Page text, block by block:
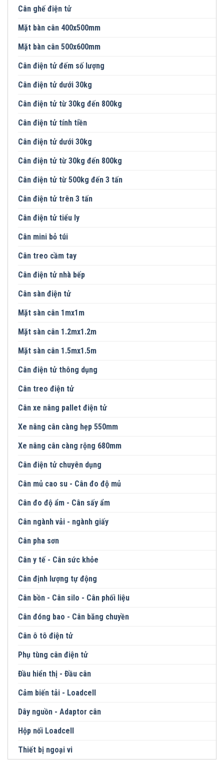
Cân ghế điện tử
Mặt bàn cân 400x500mm
Mặt bàn cân 500x600mm
Cân điện tử đếm số lượng
Cân điện tử dưới 30kg
Cân điện tử từ 30kg đến 800kg
Cân điện tử tính tiền
Cân điện tử dưới 30kg
Cân điện tử từ 30kg đến 800kg
Cân điện tử từ 500kg đến 3 tấn
Cân điện tử trên 3 tấn
Cân điện tử tiểu ly
Cân mini bỏ túi
Cân treo cầm tay
Cân điện tử nhà bếp
Cân sàn điện tử
Mặt sàn cân 1mx1m
Mặt sàn cân 1.2mx1.2m
Mặt sàn cân 1.5mx1.5m
Cân điện tử thông dụng
Cân treo điện tử
Cân xe nâng pallet điện tử
Xe nâng cân càng hẹp 550mm
Xe nâng cân càng rộng 680mm
Cân điện tử chuyên dụng
Cân mủ cao su - Cân đo độ mủ
Cân đo độ ẩm - Cân sấy ẩm
Cân ngành vải - ngành giấy
Cân pha sơn
Cân y tế - Cân sức khỏe
Cân định lượng tự động
Cân bồn - Cân silo - Cân phối liệu
Cân đóng bao - Cân băng chuyền
Cân ô tô điện tử
Phụ tùng cân điện tử
Đầu hiển thị - Đầu cân
Cảm biến tải - Loadcell
Dây nguồn - Adaptor cân
Hộp nối Loadcell
Thiết bị ngoại vi